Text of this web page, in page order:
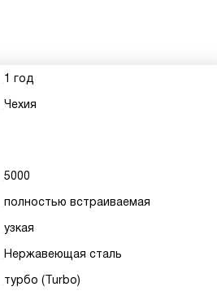
1 год
Чехия
5000
полностью встраиваемая
узкая
Нержавеющая сталь
турбо (Turbo)